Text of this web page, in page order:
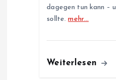
dagegen tun kann –
sollte.mehr…
Weiterlesen